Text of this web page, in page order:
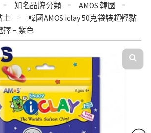
知名品牌分類
AMOS 韓國
土
韓國AMOS iclay 50克袋裝超輕黏
擇 – 紫色